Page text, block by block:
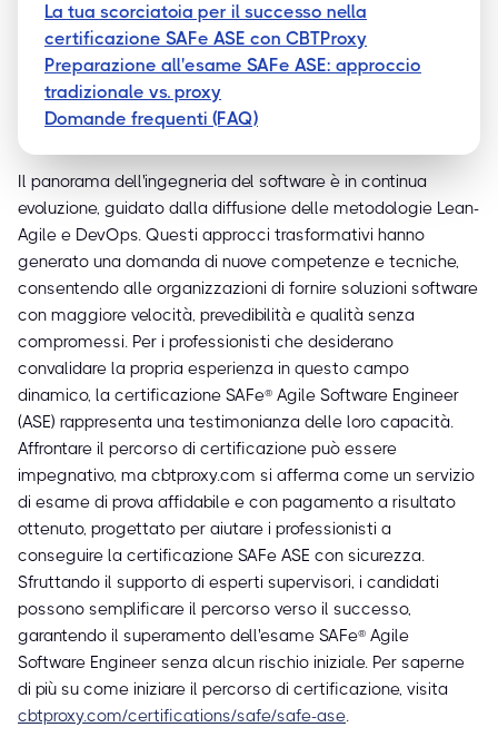
La tua scorciatoia per il successo nella
certificazione SAFe ASE con CBTProxy
Preparazione all'esame SAFe ASE: approccio
tradizionale vs. proxy
Domande frequenti (FAQ)
Il panorama dell'ingegneria del software è in continua
evoluzione, guidato dalla diffusione delle metodologie Lean-
Agile e DevOps. Questi approcci trasformativi hanno
generato una domanda di nuove competenze e tecniche,
consentendo alle organizzazioni di fornire soluzioni software
con maggiore velocità, prevedibilità e qualità senza
compromessi. Per i professionisti che desiderano
convalidare la propria esperienza in questo campo
dinamico, la certificazione SAFe® Agile Software Engineer
(ASE) rappresenta una testimonianza delle loro capacità.
Affrontare il percorso di certificazione può essere
impegnativo, ma cbtproxy.com si afferma come un servizio
di esame di prova affidabile e con pagamento a risultato
ottenuto, progettato per aiutare i professionisti a
conseguire la certificazione SAFe ASE con sicurezza.
Sfruttando il supporto di esperti supervisori, i candidati
possono semplificare il percorso verso il successo,
garantendo il superamento dell'esame SAFe® Agile
Software Engineer senza alcun rischio iniziale. Per saperne
di più su come iniziare il percorso di certificazione, visita
cbtproxy.com/certifications/safe/safe-ase.